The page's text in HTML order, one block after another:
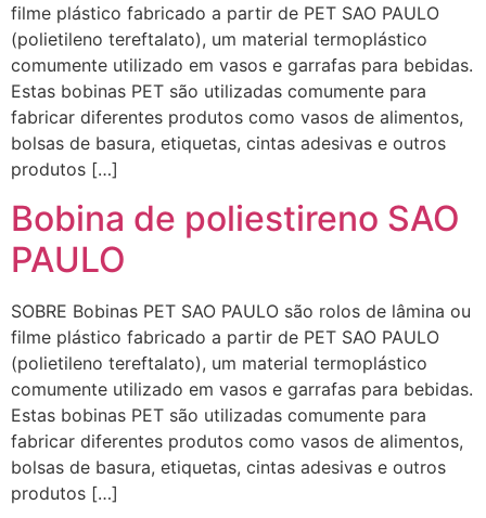
filme plástico fabricado a partir de PET SAO PAULO
(polietileno tereftalato), um material termoplástico
comumente utilizado em vasos e garrafas para bebidas.
Estas bobinas PET são utilizadas comumente para
fabricar diferentes produtos como vasos de alimentos,
bolsas de basura, etiquetas, cintas adesivas e outros
produtos […]
Bobina de poliestireno SAO
PAULO
SOBRE Bobinas PET SAO PAULO são rolos de lâmina ou
filme plástico fabricado a partir de PET SAO PAULO
(polietileno tereftalato), um material termoplástico
comumente utilizado em vasos e garrafas para bebidas.
Estas bobinas PET são utilizadas comumente para
fabricar diferentes produtos como vasos de alimentos,
bolsas de basura, etiquetas, cintas adesivas e outros
produtos […]